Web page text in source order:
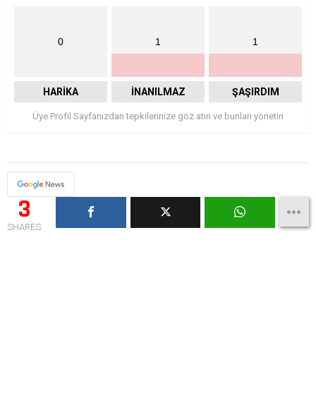
0
HARIKA
1
İNANILMAZ
1
ŞAŞIRDIM
Üye Profil Sayfanızdan tepkilerinize göz atın ve bunları yönetin
3
SHARES